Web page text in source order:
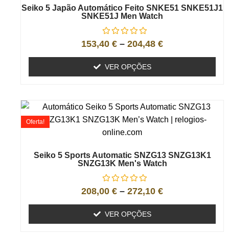
Seiko 5 Japão Automático Feito SNKE51 SNKE51J1
SNKE51J Men Watch
153,40 € – 204,48 €
VER OPÇÕES
Seiko 5 Sports Automatic SNZG13 SNZG13K1
SNZG13K Men's Watch
Oferta!
208,00 € – 272,10 €
VER OPÇÕES